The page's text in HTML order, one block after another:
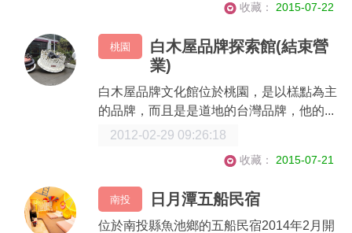
收藏： 2015-07-22
桃園
白木屋品牌探索館(結束營
業)
白木屋品牌文化館位於桃園，是以榚點為主
的品牌，而且是是道地的台灣品牌，他的...
2012-02-29 09:26:18
收藏： 2015-07-21
南投 日月潭五船民宿
位於南投縣魚池鄉的五船民宿2014年2月開